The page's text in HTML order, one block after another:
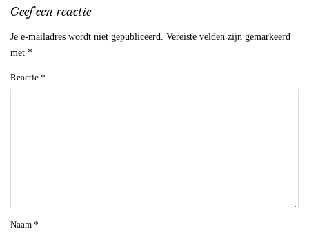
Geef een reactie
Je e-mailadres wordt niet gepubliceerd. Vereiste velden zijn gemarkeerd
met *
Reactie *
Naam *